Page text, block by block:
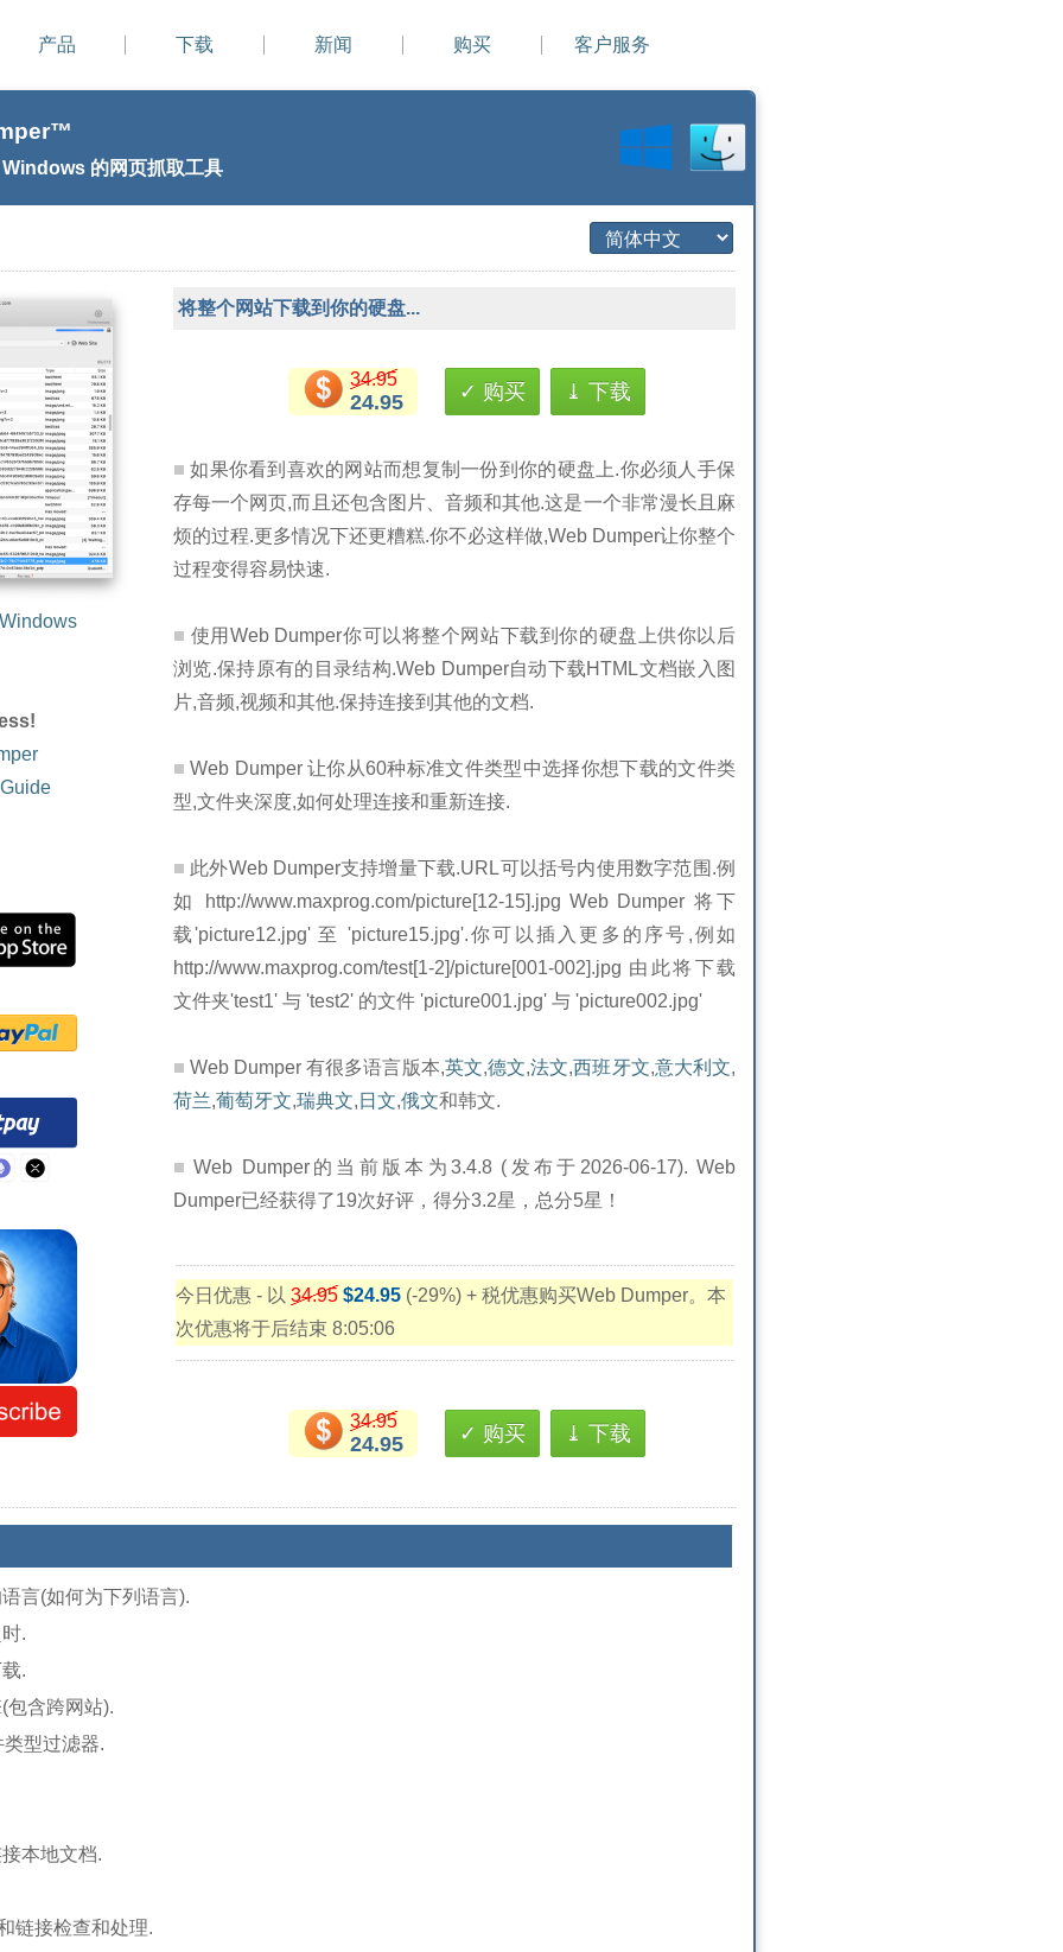
产品 下载 新闻 购买 客户服务
的网页抓取工具
将整个网站下载到你的硬盘...
34.95
24.95 ✓ 购买 ⤓ 下载
如果你看到喜欢的网站而想复制一份到你的硬盘上.你必须人手保
存每一个网页,而且还包含图片、音频和其他.这是一个非常漫长且麻
烦的过程.更多情况下还更糟糕.你不必这样做,Web Dumper让你整个
过程变得容易快速.
使用Web Dumper你可以将整个网站下载到你的硬盘上供你以后
浏览.保持原有的目录结构.Web Dumper自动下载HTML文档嵌入图
片,音频,视频和其他.保持连接到其他的文档.
Web Dumper 让你从60种标准文件类型中选择你想下载的文件类
型,文件夹深度,如何处理连接和重新连接.
此外Web Dumper支持增量下载.URL可以括号内使用数字范围.例
如 http://www.maxprog.com/picture[12-15].jpg Web Dumper 将下
载'picture12.jpg' 至 'picture15.jpg'.你可以插入更多的序号,例如
http://www.maxprog.com/test[1-2]/picture[001-002].jpg 由此将下载
文件夹'test1' 与 'test2' 的文件 'picture001.jpg' 与 'picture002.jpg'
Web Dumper 有很多语言版本,英文,德文,法文,西班牙文,意大利文,
荷兰,葡萄牙文,瑞典文, 日文,俄文和韩文.
Web Dumper的当前版本为3.4.8 (发布于2026-06-17). Web
Dumper已经获得了19次好评，得分3.2星，总分5星！
今日优惠 - 以 34.95 $24.95 (-29%) + 税优惠购买Web Dumper。本
次优惠将于后结束 8:05:05
34.95
24.95 ✓ 购买 ⤓ 下载
言(如何为下列语言).
.
.
包含跨网站).
型过滤器.
本地文档.
链接检查和处理.